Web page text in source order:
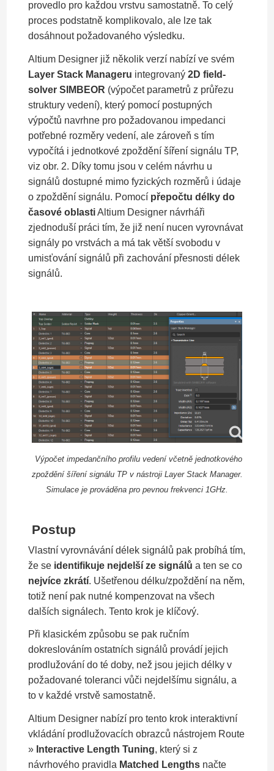
provedlo pro každou vrstvu samostatně. To celý
proces podstatně komplikovalo, ale lze tak
dosáhnout požadovaného výsledku.
Altium Designer již několik verzí nabízí ve svém
Layer Stack Manageru integrovaný2D field-
solver SIMBEOR (výpočet parametrů z průřezu
struktury vedení), který pomocí postupných
výpočtů navrhne pro požadovanou impedanci
potřebné rozměry vedení, ale zároveň s tím
vypočítá i jednotkové zpoždění šíření signálu TP,
viz obr. 2. Díky tomu jsou v celém návrhu u
signálů dostupné mimo fyzických rozměrů i údaje
o zpoždění signálu. Pomocí přepočtu délky do
časové oblastiAltium Designer návrháři
zjednoduší práci tím, že již není nucen vyrovnávat
signály po vrstvách a má tak větší svobodu v
umisťování signálů při zachování přesnosti délek
signálů.
Výpočet impedančního profilu vedení včetně jednotkového
zpoždění šíření signálu TP v nástroji Layer Stack Manager.
Simulace je prováděna pro pevnou frekvenci 1GHz.
Postup
Vlastní vyrovnávání délek signálů pak probíhá tím,
že se identifikuje nejdelší ze signálů a ten se co
nejvíce zkrátí. Ušetřenou délku/zpoždění na něm,
totiž není pak nutné kompenzovat na všech
dalších signálech. Tento krok je klíčový.
Při klasickém způsobu se pak ručním
dokreslováním ostatních signálů provádí jejich
prodlužování do té doby, než jsou jejich délky v
požadované toleranci vůči nejdelšímu signálu, a
to v každé vrstvě samostatně.
Altium Designer nabízí pro tento krok interaktivní
vkládání prodlužovacích obrazců nástrojem Route
» Interactive Length Tuning, který si z
návrhového pravidla Matched Lengths načte